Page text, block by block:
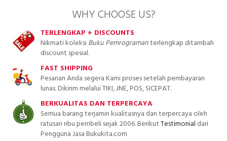
WHY CHOOSE US?
TERLENGKAP + DISCOUNTS
Nikmati koleksiBuku Pemrogramanterlengkap ditambah
discount spesial.
FAST SHIPPING
Pesanan Anda segera Kami proses setelah pembayaran
lunas. Dikirim melalui TIKI, JNE, POS, SICEPAT.
BERKUALITAS DAN TERPERCAYA
Semua barang terjamin kualitasnya dan terpercaya oleh
ratusan ribu pembeli sejak 2006. BerikutTestimonial dari
Pengguna Jasa Bukukita.com